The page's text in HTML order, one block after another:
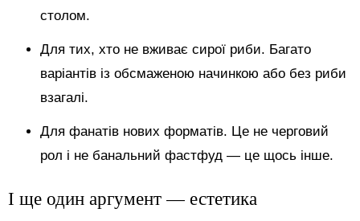
столом.
Для тих, хто не вживає сирої риби. Багато
варіантів із обсмаженою начинкою або без риби
взагалі.
Для фанатів нових форматів. Це не черговий
рол і не банальний фастфуд — це щось інше.
І ще один аргумент — естетика